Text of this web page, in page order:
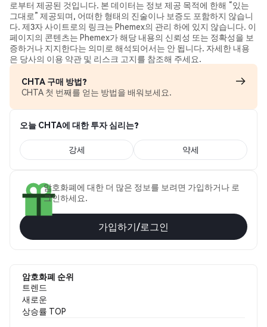
로부터 제공된 것입니다. 본 데이터는 정보 제공 목적에 한해 “있는
그대로” 제공되며, 어떠한 형태의 진술이나 보증도 포함하지 않습니
다. 제3자 사이트로의 링크는 Phemex의 관리 하에 있지 않습니다. 이
페이지의 콘텐츠는 Phemex가 해당 내용의 신뢰성 또는 정확성을 보
증하거나 지지한다는 의미로 해석되어서는 안 됩니다. 자세한 내용
은 당사의 이용 약관 및 리스크 고지를 참조해 주세요.
CHTA 구매 방법?
CHTA 첫 번째를 얻는 방법을 배워보세요.
오늘 CHTA에 대한 투자 심리는?
강세 약세
암호화폐에 대한 더 많은 정보를 보려면 가입하거나 로
그인하세요.
가입하기/로그인
암호화폐 순위
트렌드
새로운
상승률 TOP